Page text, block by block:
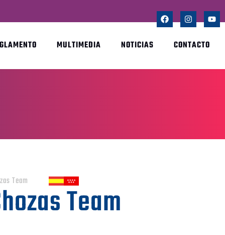
MULTIMEDIA NOTICIAS CONTACTO
Team
Team